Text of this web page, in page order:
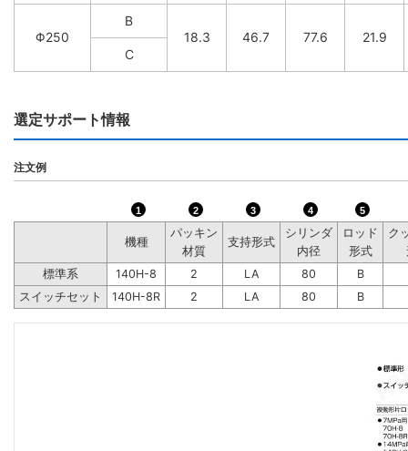
Φ250
B
18.3
46.7 77.6
21.9
C
選定サポート情報
注文例
1 2 3 4 5
機種
パッキン
材質
支持形式
シリンダ
内径
ロッド
形式
ク
標準系
140H-8 2 LA 80
B
スイッチセット
140H-8R 2 LA 80 B